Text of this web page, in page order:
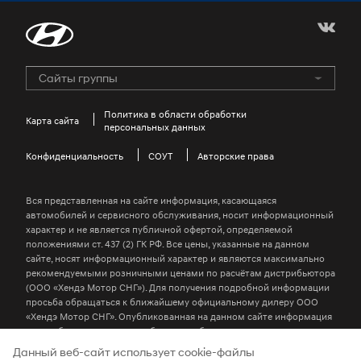
Карта сайта
Политика в области обработки
персональных данных
Конфиденциальность СОУТ Авторские права
Вся представленная на сайте информация, касающаяся
автомобилей и сервисного обслуживания, носит информационный
характер и не является публичной офертой, определяемой
положениями ст. 437 (2) ГК РФ. Все цены, указанные на данном
сайте, носят информационный характер и являются максимально
рекомендуемыми розничными ценами по расчётам дистрибьютора
(ООО «Хендэ Мотор СНГ»). Для получения подробной информации
просьба обращаться к ближайшему официальному дилеру ООО
«Хендэ Мотор СНГ». Опубликованная на данном сайте информация
может быть изменена в любое время без предварительного
уведомления.
Сайты группы
Hyundai Motor Group
HYUNDAI COLLECTION
Kids Hyundai
Global Business Investigation Center
Jeonbuk Hyundai Motors Football Club
H-ear
Hyundai Driving Academy
N Brand
Данный веб-сайт использует cookie-файлы